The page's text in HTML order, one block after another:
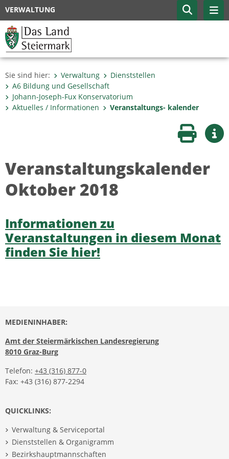
VERWALTUNG
Sie sind hier: Verwaltung
Dienststellen
A6 Bildung und Gesellschaft
Johann-Joseph-Fux Konservatorium
Aktuelles / Informationen
Veranstaltungs- kalender
Seite
Veranstaltungskalender
Oktober 2018
Informationen zu
Veranstaltungen in diesem Monat
finden Sie hier!
MEDIENINHABER:
Amt der Steiermärkischen Landesregierung
8010 Graz-Burg
Telefon: +43 (316) 877-0
Fax: +43 (316) 877-2294
QUICKLINKS:
Verwaltung & Serviceportal
Dienststellen & Organigramm
Bezirkshauptmannschaften